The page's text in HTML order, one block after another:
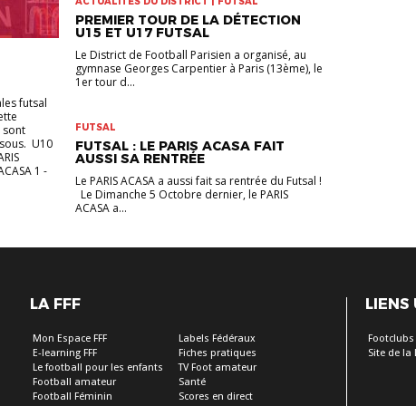
futsal
sont
U10
1 -
PREMIER TOUR DE LA DÉTECTION
U15 ET U17 FUTSAL
Le District de Football Parisien a organisé, au
gymnase Georges Carpentier à Paris (13ème), le
1er tour d...
FUTSAL
FUTSAL : LE PARIS ACASA FAIT
AUSSI SA RENTRÉE
Le PARIS ACASA a aussi fait sa rentrée du Futsal !
Le Dimanche 5 Octobre dernier, le PARIS
ACASA a...
LA FFF
Mon Espace FFF
E-learning FFF
Le football pour les enfants
Football amateur
Football Féminin
Labels Fédéraux
Fiches pratiques
TV Foot amateur
Santé
Scores en direct
LIENS
Footclubs
Site de la